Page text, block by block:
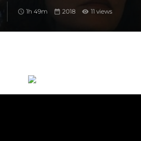
1h 49m 2018 11 views